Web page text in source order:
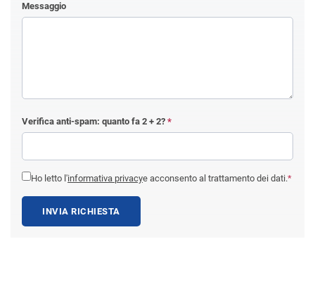
Messaggio
Verifica anti-spam: quanto fa 2 + 2? *
Ho letto l'informativa privacye acconsento al trattamento dei dati.*
INVIA RICHIESTA